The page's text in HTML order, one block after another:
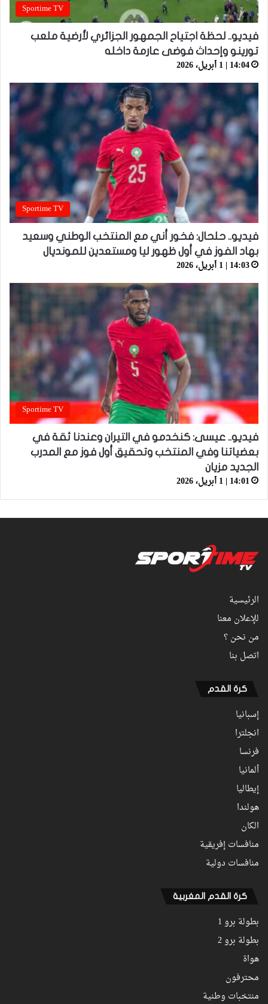
Sportime TV
فيديو.. لحظة اجتياح الجمهور الجزائري لأرضية ملعب
تورينو وإحداث فوضى عارمة داخله
14:04 | 1 أبريل، 2026
Sportime TV
فيديو.. حلحال: فخور أني مع المنتخب الوطني وسعيد
بهاد الفوز في أول ظهور ليا ومستعدين للمونديال
14:03 | 1 أبريل، 2026
Sportime TV
فيديو.. عيسى: كنخدمو في التيران وعندنا ثقة في
بعضياتنا وفي المنتخب وتحقيق أول فوز مع المدرب
الجديد مزيان
14:01 | 1 أبريل، 2026
الرئيسية
للإعلان معنا
من نحن ؟
اتصل بنا
كرة القدم
إسبانيا
انجلترا
فرنسا
ألمانيا
إيطاليا
هولندا
الكان
منافسات إفريقية
منافسات دولية
كرة القدم المغربية
بطولة برو 1
بطولة برو 2
هواة
محترفون
منتخبات وطنية